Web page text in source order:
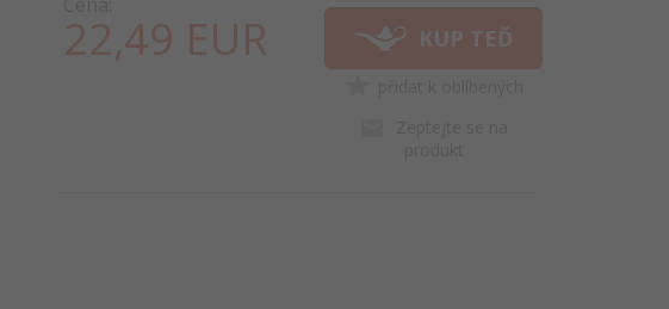
22,49 EUR KUP TEĎ